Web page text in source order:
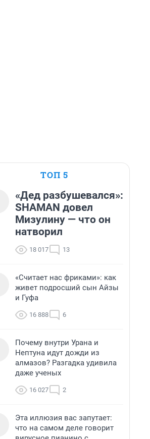
ТОП 5
«Дед разбушевался»:
SHAMAN довел
Мизулину — что он
натворил
18 017 13
«Считает нас фриками»: как
живет подросший сын Айзы
и Гуфа
16 888 6
Почему внутри Урана и
Нептуна идут дожди из
алмазов? Разгадка удивила
даже ученых
16 027 2
Эта иллюзия вас запутает:
что на самом деле говорит